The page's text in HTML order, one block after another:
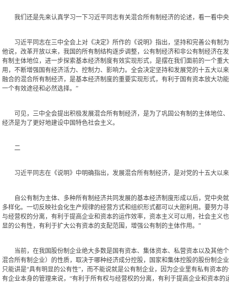
我们还是先来认真学习一下习近平同志有关混合所有制经济的论述，看一看中
习近平同志在三中全会上对《决定》所作的《说明》指出，坚持和完善公有制
他说，改革开放以来，我国的所有制结构逐步调整，公有制经济和非公有制经济在
有制主体地位，进一步探索基本经济制度有效实现形式，是摆在我们面前的一个
用，不断增强国有经济活力、控制力、影响力。全会决定坚持和发展党的十五大
融合的混合所有制经济，是基本经济制度的重要实现形式，有利于国有资本放大
一个有效途径和必然选择。”
可见，三中全会提出积极发展混合所有制经济，是为了巩固公有制的主体地位
经济是为了更好地建设中国特色社会主义。
二
习近平同志在《说明》中明确指出，发展混合所有制经济，是对党的十五大以
自公有制为主体、多种所有制经济共同发展的基本经济制度形成以后，党中央
多样化。一切反映社会化生产规律的经营方式和组织形式都可以大胆利用。要努
与经营权的分离，有利于提高企业和资本的运作效率，资本主义可以用，社会主
显的公有性，有利于扩大公有资本的支配范围，增强公有制的主体作用。”
当前，在我国股份制企业绝大多数是国有资本、集体资本、私营资本以及其他
混合所有制企业）的性质，取决于哪种经济成分控股，国家和集体控股的股份制企
只能讲是“具有明显的公有性”，而不能说就是公有制企业，因为企业里有私有资
有企业本身的管理来说，“有利于所有权与经营权的分离，有利于提高企业和资本